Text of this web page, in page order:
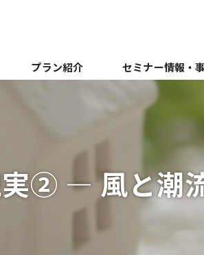
プラン紹介 セミナー情報・
② ― 風と潮